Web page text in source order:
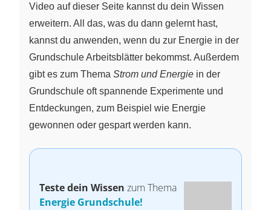
Video auf dieser Seite kannst du dein Wissen
erweitern. All das, was du dann gelernt hast,
kannst du anwenden, wenn du zur Energie in der
Grundschule Arbeitsblätter bekommst. Außerdem
gibt es zum Thema Strom und Energie in der
Grundschule oft spannende Experimente und
Entdeckungen, zum Beispiel wie Energie
gewonnen oder gespart werden kann.
Teste dein Wissen zum Thema
Energie Grundschule!